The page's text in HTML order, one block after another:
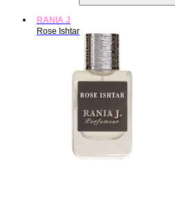
RANIA J
Rose Ishtar